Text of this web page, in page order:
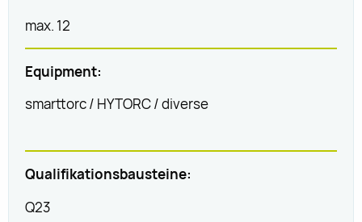
max. 12
Equipment:
smarttorc / HYTORC / diverse
Qualifikationsbausteine:
Q23